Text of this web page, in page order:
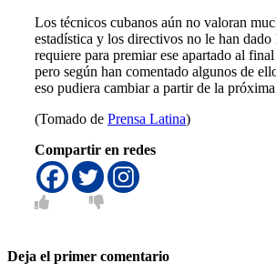
Los técnicos cubanos aún no valoran
estadística y los directivos no le han
requiere para premiar ese apartado al
pero según han comentado algunos de
eso pudiera cambiar a partir de la
(Tomado de Prensa Latina)
Compartir en redes
Deja el primer comentario